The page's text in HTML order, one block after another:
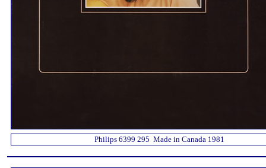
Philips 6399 295 Made in Canada 1981